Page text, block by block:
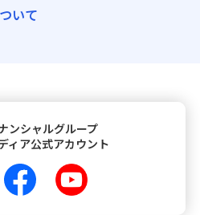
いて
ンシャルグループ
ィア公式アカウント